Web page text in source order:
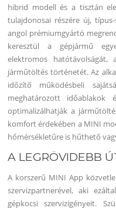
hibrid modell és a tisztán
tulajdonosai részére új,
angol prémiumgyártó
keresztül a gépjármű
elektromos
járműtöltés történetét. Az
időzítő működésbeli
meghatározott időablakok
optimalizálhatják a
komfort érdekében a MINI
hőmérsékletűre is hűthető
A LEGRÖVIDEBB
A korszerű MINI App
szervizpartnerével, aki
gépkocsi szervizigényeit.